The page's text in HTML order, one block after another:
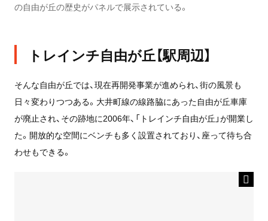
の自由が丘の歴史がパネルで展示されている。
トレインチ自由が丘【駅周辺】
そんな自由が丘では、現在再開発事業が進められ、街の風景も
日々変わりつつある。大井町線の線路脇にあった自由が丘車庫
が廃止され、その跡地に2006年、「トレインチ自由が丘」が開業し
た。開放的な空間にベンチも多く設置されており、座って待ち合
わせもできる。